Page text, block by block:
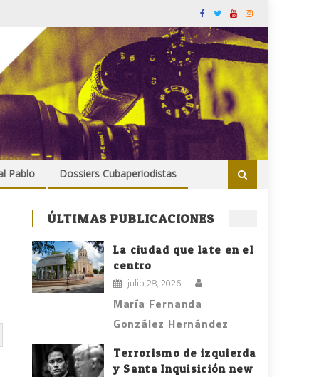
Pablo Dossiers Cubaperiodistas
ÚLTIMAS PUBLICACIONES
La ciudad que late en el
centro
julio 28, 2026
María Fernanda
González Hernández
Terrorismo de izquierda
y Santa Inquisición new